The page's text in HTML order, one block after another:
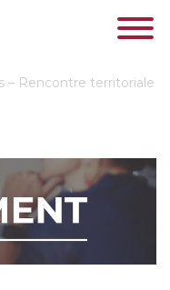
– Rencontre territoriale